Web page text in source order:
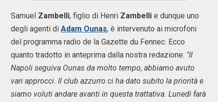
Samuel Zambelli, figlio di Henri Zambelli e dunque uno
degli agenti di Adam Ounas, è intervenuto ai microfoni
del programma radio de la Gazette du Fennec. Ecco
quanto tradotto in anteprima dalla nostra redazione: "Il
Napoli seguiva Ounas da molto tempo, abbiamo avuto
vari approcci. Il club azzurro ci ha dato subito la priorità e
siamo voluti andare avanti in questa trattativa. Lunedì farà